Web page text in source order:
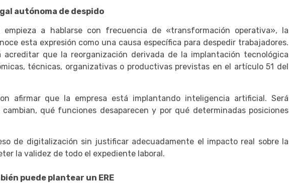
autónoma de despido
a hablarse con frecuencia de «transformación operativa», la
esta expresión como una causa específica para despedir trabajadores.
acreditar que la reorganización derivada de la implantación tecnológica
técnicas, organizativas o productivas previstas en el artículo 51 del
afirmar que la empresa está implantando inteligencia artificial. Será
qué funciones desaparecen y por qué determinadas posiciones
de digitalización sin justificar adecuadamente el impacto real sobre la
la validez de todo el expediente laboral.
puede plantear un ERE